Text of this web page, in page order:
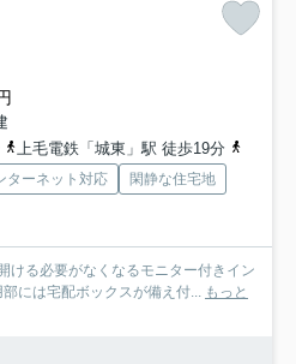
上毛電鉄「城東」駅 徒歩19分
ターネット対応
閑静な住宅地
ける必要がなくなるモニター付きイン
には宅配ボックスが備え付...
もっと